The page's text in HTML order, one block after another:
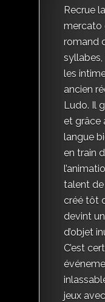
Recrue
mercato
romand
syllabes,
les
ancien
Ludo. Il
et grâce
langue
en train
talent de
créé tôt
devint
d’objet
C’est
jeux